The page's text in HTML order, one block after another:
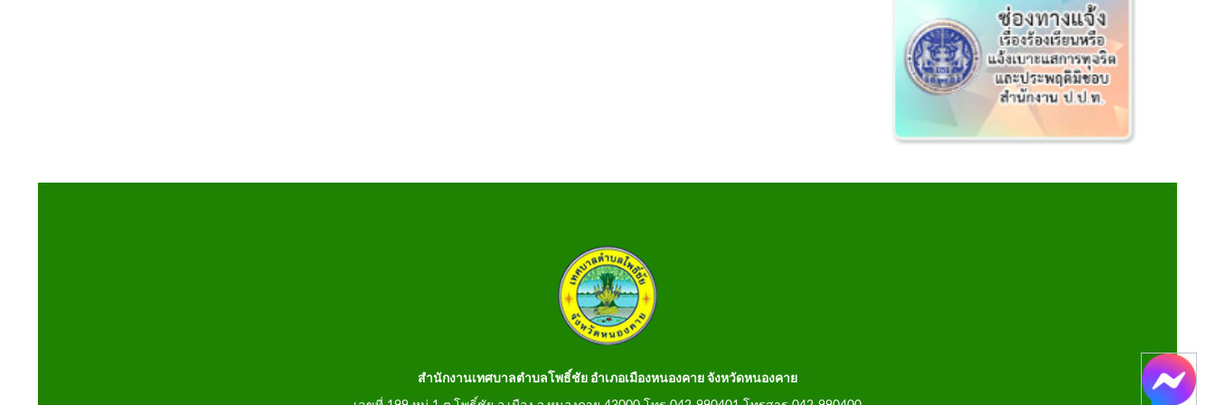
สำนักงานเทศบาลตำบลโพธิ์ชัย อำเภอเมืองหนองคาย จังหวัดหนองคาย